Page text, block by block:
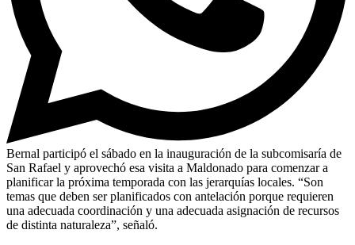
Bernal participó el sábado en la inauguración de la subcomisaría de
San Rafael y aprovechó esa visita a Maldonado para comenzar a
planificar la próxima temporada con las jerarquías locales. “Son
temas que deben ser planificados con antelación porque requieren
una adecuada coordinación y una adecuada asignación de recursos
de distinta naturaleza”, señaló.